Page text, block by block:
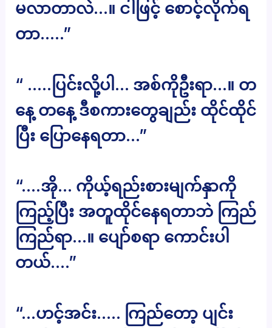
မလာတာလဲ…။ ငါဖြင့် စောင့်လိုက်ရ
တာ…..”
“ …..ပြင်းလို့ပါ… အစ်ကိုဦးရာ…။ တ
နေ့ တနေ့ ဒီစကားတွေချည်း ထိုင်ထိုင်
ပြီး ပြောနေရတာ…”
“….အို… ကိုယ့်ရည်းစားမျက်နှာကို
ကြည့်ပြီး အတူထိုင်နေရတာဘဲ ကြည်
ကြည်ရာ…။ ပျော်စရာ ကောင်းပါ
တယ်….”
“…ဟင့်အင်း….. ကြည်တော့ ပျင်း